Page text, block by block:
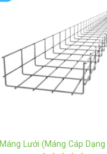
Máng Lưới (Máng Cáp